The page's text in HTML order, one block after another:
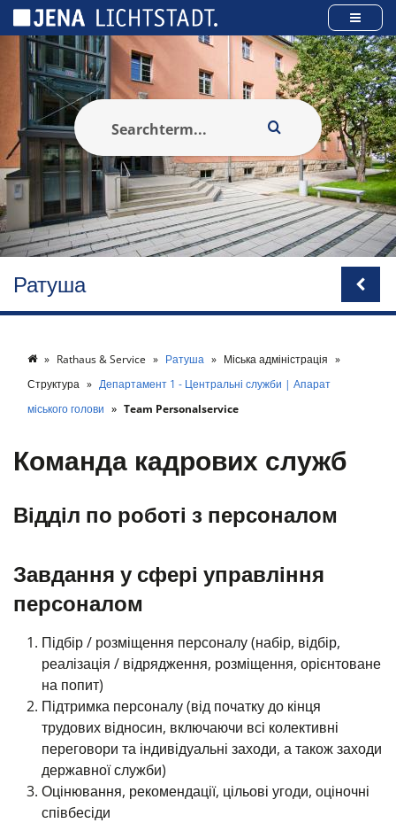
Ратуша
Rathaus & Service Ратуша
Міська адміністрація
Структура
Департамент 1 - Центральні служби | Апарат
міського голови
Team Personalservice
Команда кадрових служб
Відділ по роботі з персоналом
Завдання у сфері управління
персоналом
Підбір / розміщення персоналу (набір, відбір,
реалізація / відрядження, розміщення, орієнтоване
на попит)
Підтримка персоналу (від початку до кінця
трудових відносин, включаючи всі колективні
переговори та індивідуальні заходи, а також заходи
державної служби)
Оцінювання, рекомендації, цільові угоди, оціночні
співбесіди
Панель керування кукі